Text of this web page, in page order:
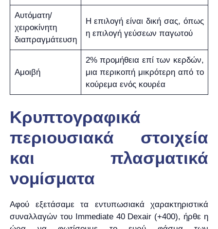
Αυτόματη/
χειροκίνητη
διαπραγμάτευση
Η επιλογή είναι δική σας, όπως
η επιλογή γεύσεων παγωτού
Αμοιβή
2% προμήθεια επί των κερδών,
μια περικοπή μικρότερη από το
κούρεμα ενός κουρέα
Κρυπτογραφικά
περιουσιακά στοιχεία
και πλασματικά
νομίσματα
Αφού εξετάσαμε τα εντυπωσιακά χαρακτηριστικά
συναλλαγών του Immediate 40 Dexair (+400), ήρθε η